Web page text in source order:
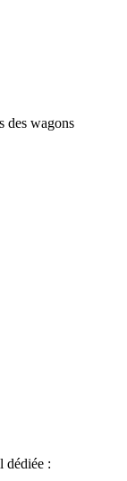
des wagons
dédiée :